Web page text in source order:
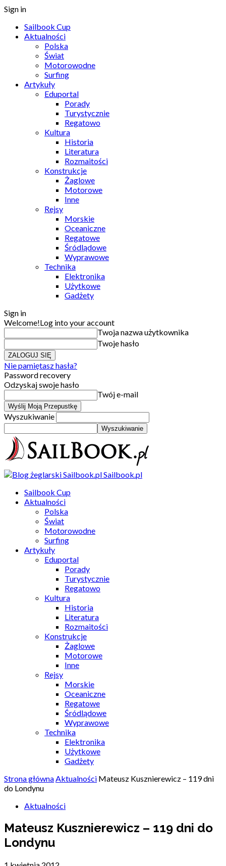
Sign in
Sailbook Cup
Aktualności
Polska
Świat
Motorowodne
Surfing
Artykuły
Eduportal
Porady
Turystycznie
Regatowo
Kultura
Historia
Literatura
Rozmaitości
Konstrukcje
Żaglowe
Motorowe
Inne
Rejsy
Morskie
Oceaniczne
Regatowe
Śródlądowe
Wyprawowe
Technika
Elektronika
Użytkowe
Gadżety
Sign in
Welcome!Log into your account
Twoja nazwa użytkownika
Twoje hasło
Nie pamiętasz hasła?
Password recovery
Odzyskaj swoje hasło
Twój e-mail
Wyszukiwanie
Sailbook.pl
Sailbook Cup
Aktualności
Polska
Świat
Motorowodne
Surfing
Artykuły
Eduportal
Porady
Turystycznie
Regatowo
Kultura
Historia
Literatura
Rozmaitości
Konstrukcje
Żaglowe
Motorowe
Inne
Rejsy
Morskie
Oceaniczne
Regatowe
Śródlądowe
Wyprawowe
Technika
Elektronika
Użytkowe
Gadżety
Strona głównaAktualności Mateusz Kusznierewicz – 119 dni
do Londynu
Aktualności
Mateusz Kusznierewicz – 119 dni do
Londynu